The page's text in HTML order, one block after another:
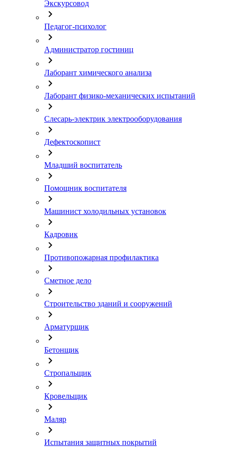
Экскурсовод
chevron_right
Педагог-психолог
chevron_right
Администратор гостиниц
chevron_right
Лаборант химического анализа
chevron_right
Лаборант физико-механических испытаний
chevron_right
Слесарь-электрик электрооборудования
chevron_right
Дефектоскопист
chevron_right
Младший воспитатель
chevron_right
Помощник воспитателя
chevron_right
Машинист холодильных установок
chevron_right
Кадровик
chevron_right
Противопожарная профилактика
chevron_right
Сметное дело
chevron_right
Строительство зданий и сооружений
chevron_right
Арматурщик
chevron_right
Бетонщик
chevron_right
Стропальщик
chevron_right
Кровельщик
chevron_right
Маляр
chevron_right
Испытания защитных покрытий